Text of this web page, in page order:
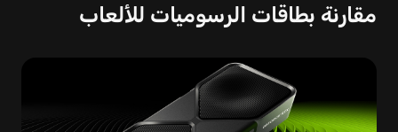
مقارنة بطاقات الرسوميات للألعاب